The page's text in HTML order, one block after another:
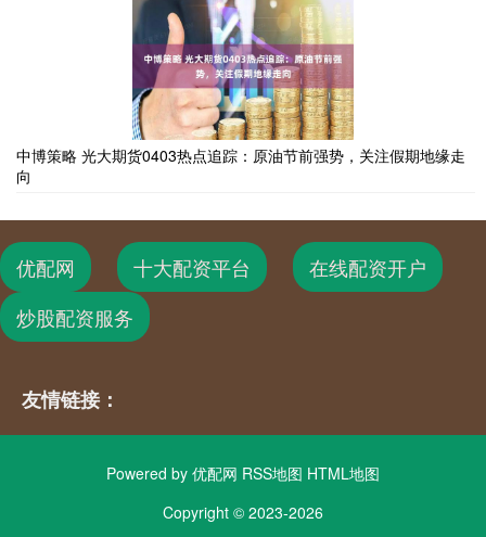
中博策略 光大期货0403热点追踪：原油节前强势，关注假期地缘走
向
优配网 十大配资平台
在线配资开户
炒股配资服务
友情链接：
Powered by 优配网 RSS地图 HTML地图
Copyright © 2023-2026